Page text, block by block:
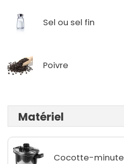
Sel ou sel fin
Poivre
Matériel
Cocotte-minute